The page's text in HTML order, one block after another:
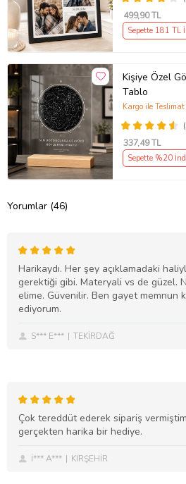
499,90 TL
Sepette 181 TL
Kişiye Özel
Tablo
Kargo ile Teslimat
337,49 TL
Sepette %20
Yorumlar (46)
Harikaydı. Her şey açıklamadaki
gerektiği gibi. Materyali vs de güzel.
elime. Güvenilir. Ben gayet memnun
ediyorum.
S*** E*** TEKİRDAĞ
Çok tereddüt ederek sipariş
gerçekten harika bir hediye.
İ*** A*** KIRŞEHİR